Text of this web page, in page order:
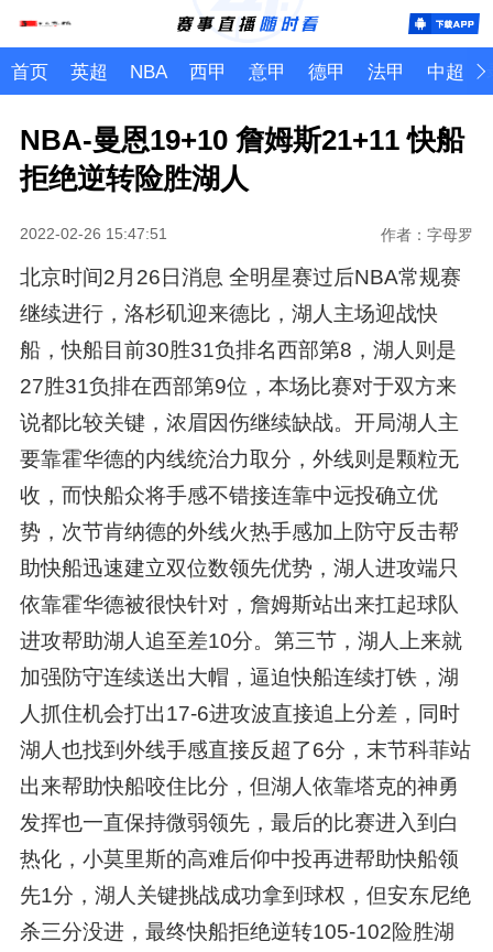
首页 英超 NBA 西甲 意甲 德甲 法甲 中超
NBA-曼恩19+10 詹姆斯21+11 快船
拒绝逆转险胜湖人
2022-02-26 15:47:51 作者：字母罗
北京时间2月26日消息 全明星赛过后NBA常规赛
继续进行，洛杉矶迎来德比，湖人主场迎战快
船，快船目前30胜31负排名西部第8，湖人则是
27胜31负排在西部第9位，本场比赛对于双方来
说都比较关键，浓眉因伤继续缺战。开局湖人主
要靠霍华德的内线统治力取分，外线则是颗粒无
收，而快船众将手感不错接连靠中远投确立优
势，次节肯纳德的外线火热手感加上防守反击帮
助快船迅速建立双位数领先优势，湖人进攻端只
依靠霍华德被很快针对，詹姆斯站出来扛起球队
进攻帮助湖人追至差10分。第三节，湖人上来就
加强防守连续送出大帽，逼迫快船连续打铁，湖
人抓住机会打出17-6进攻波直接追上分差，同时
湖人也找到外线手感直接反超了6分，末节科菲站
出来帮助快船咬住比分，但湖人依靠塔克的神勇
发挥也一直保持微弱领先，最后的比赛进入到白
热化，小莫里斯的高难后仰中投再进帮助快船领
先1分，湖人关键挑战成功拿到球权，但安东尼绝
杀三分没进，最终快船拒绝逆转105-102险胜湖